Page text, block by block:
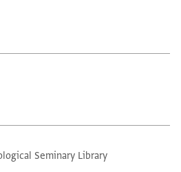
Seminary Library